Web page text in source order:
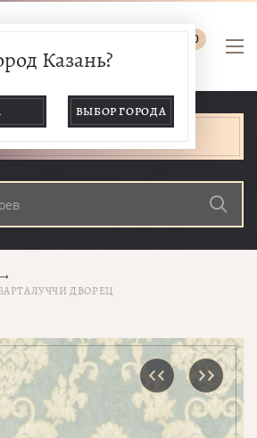
0
Казань?
ВЫБОР ГОРОДА
ДВОРЕЦ